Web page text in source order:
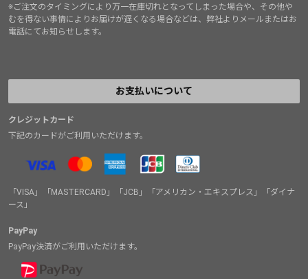
※ご注文のタイミングにより万一在庫切れとなってしまった場合や、その他や
むを得ない事情によりお届けが遅くなる場合などは、弊社よりメールまたはお
電話にてお知らせします。
お支払いについて
クレジットカード
下記のカードがご利用いただけます。
「VISA」「MASTERCARD」「JCB」「アメリカン・エキスプレス」「ダイナ
ース」
PayPay
PayPay決済がご利用いただけます。